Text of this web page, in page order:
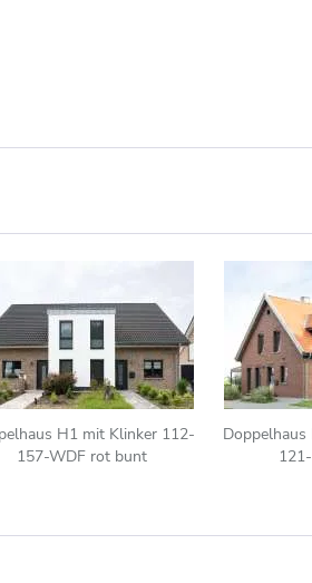
H1 mit Klinker 112-
157-WDF rot bunt